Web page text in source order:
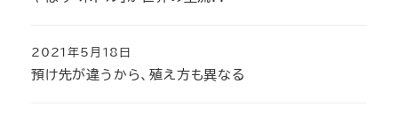
預け先が違うから、殖え方も異なる
投稿日
2021年5月18日